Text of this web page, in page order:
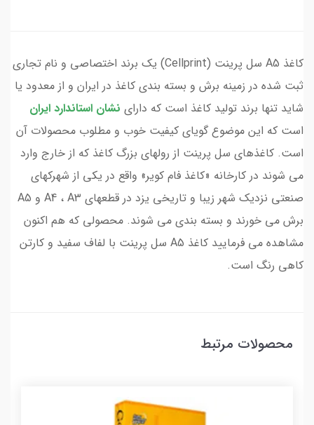
کاغذ A5 سل پرینت (Cellprint) یک برند اختصاصی و نام تجاری
ثبت شده در زمینه برش و بسته بندی کاغذ در ایران و از معدود یا
شاید تنها برند تولید کاغذ است که دارای نشان استاندارد ایران
است که این موضوع گویای کیفیت خوب و مطلوب محصولات آن
است. کاغذهای سل پرینت از رولهای بزرگ کاغذ که از خارج وارد
می شوند در کارخانه «کاغذ فام کویر» واقع در یکی از شهرکهای
صنعتی نزدیک شهر زیبا و تاریخی یزد در قطعهای A4 ، A3 و A5
برش می خورند و بسته بندی می شوند. محصولی که هم اکنون
مشاهده می فرمایید کاغذ A5 سل پرینت با لفاف سفید و کارتن
کاهی رنگ است.
محصولات مرتبط